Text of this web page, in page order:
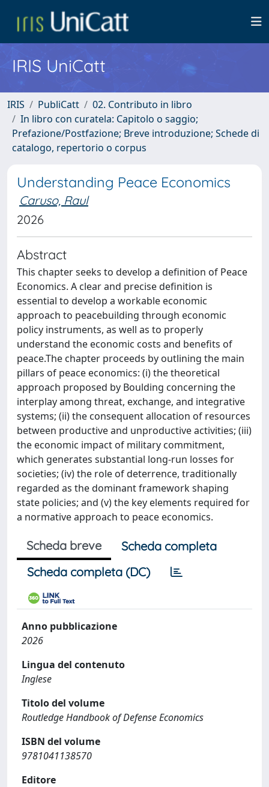
IRIS UniCatt
IRIS PubliCatt
02. Contributo in libro
In libro con curatela: Capitolo o saggio;
Prefazione/Postfazione; Breve introduzione; Schede di
catalogo, repertorio o corpus
Understanding Peace Economics
Caruso, Raul
2026
Abstract
This chapter seeks to develop a definition of Peace
Economics. A clear and precise definition is
essential to develop a workable economic
approach to peacebuilding through economic
policy instruments, as well as to properly
understand the economic costs and benefits of
peace.The chapter proceeds by outlining the main
pillars of peace economics: (i) the theoretical
approach proposed by Boulding concerning the
interplay among threat, exchange, and integrative
systems; (ii) the consequent allocation of resources
between productive and unproductive activities; (iii)
the economic impact of military commitment,
which generates substantial long-run losses for
societies; (iv) the role of deterrence, traditionally
regarded as the dominant framework shaping
state policies; and (v) the key elements required for
a normative approach to peace economics.
Scheda breve
Scheda completa
Scheda completa (DC)
Anno pubblicazione
2026
Lingua del contenuto
Inglese
Titolo del volume
Routledge Handbook of Defense Economics
ISBN del volume
9781041138570
Editore